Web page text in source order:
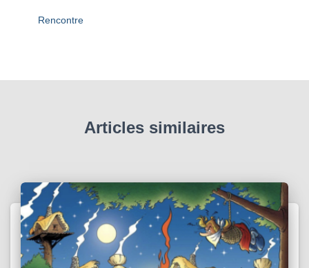
Rencontre
Articles similaires